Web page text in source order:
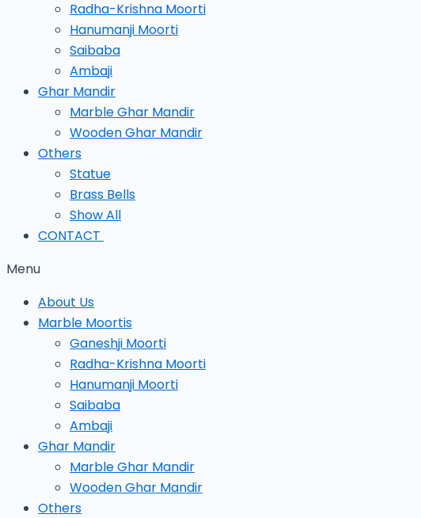
Radha-Krishna Moorti
Hanumanji Moorti
Saibaba
Ambaji
Ghar Mandir
Marble Ghar Mandir
Wooden Ghar Mandir
Others
Statue
Brass Bells
Show All
CONTACT
Menu
About Us
Marble Moortis
Ganeshji Moorti
Radha-Krishna Moorti
Hanumanji Moorti
Saibaba
Ambaji
Ghar Mandir
Marble Ghar Mandir
Wooden Ghar Mandir
Others